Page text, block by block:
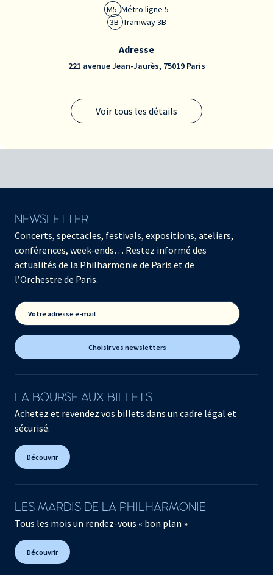
Voir tous les détails
M5 Métro ligne 5
3B Tramway 3B
Adresse
221 avenue Jean-Jaurès, 75019 Paris
NEWSLETTER
Concerts, spectacles, festivals, expositions, ateliers,
conférences, week-ends… Restez informé des
actualités de la Philharmonie de Paris et de
l’Orchestre de Paris.
Votre adresse e-mail
Choisir vos newsletters
LA BOURSE AUX BILLETS
Achetez et revendez vos billets dans un cadre légal et
sécurisé.
Découvrir
LES MARDIS DE LA PHILHARMONIE
Tous les mois un rendez-vous « bon plan »
Découvrir